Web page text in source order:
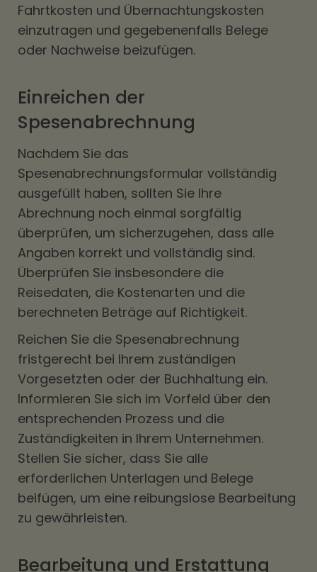
Fahrtkosten und Übernachtungskosten
einzutragen und gegebenenfalls Belege
oder Nachweise beizufügen.
Einreichen der
Spesenabrechnung
Nachdem Sie das
Spesenabrechnungsformular vollständig
ausgefüllt haben, sollten Sie Ihre
Abrechnung noch einmal sorgfältig
überprüfen, um sicherzugehen, dass alle
Angaben korrekt und vollständig sind.
Überprüfen Sie insbesondere die
Reisedaten, die Kostenarten und die
berechneten Beträge auf Richtigkeit.
Reichen Sie die Spesenabrechnung
fristgerecht bei Ihrem zuständigen
Vorgesetzten oder der Buchhaltung ein.
Informieren Sie sich im Vorfeld über den
entsprechenden Prozess und die
Zuständigkeiten in Ihrem Unternehmen.
Stellen Sie sicher, dass Sie alle
erforderlichen Unterlagen und Belege
beifügen, um eine reibungslose Bearbeitung
zu gewährleisten.
Bearbeitung und Erstattung